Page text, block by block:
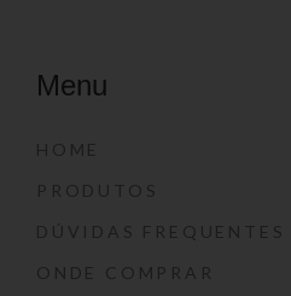
Menu
HOME
PRODUTOS
DÚVIDAS FREQUENTES
ONDE COMPRAR